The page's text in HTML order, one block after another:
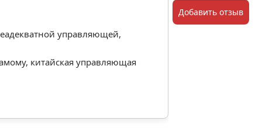
управляющей,
китайская управляющая
Добавить отзыв